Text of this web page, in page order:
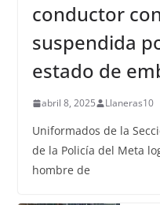
conductor
suspendida
estado de
abril 8, 2025 Llaneras10
Uniformados de la
de la Policía del Meta
hombre de